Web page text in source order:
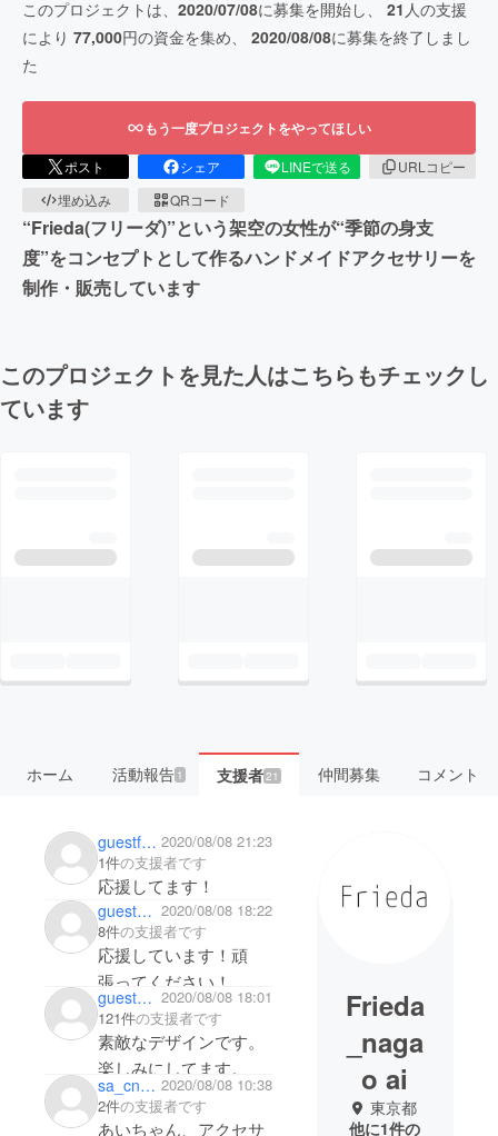
このプロジェクトは、 2020/07/08に募集を開始し、 21 人の支援
により 77,000円の資金を集め、 2020/08/08に募集を終了しまし
た
もう一度プロジェクトをやってほしい
ポスト シェア LINEで送る
URLコピー
埋め込み
QRコード
“Frieda(フリーダ)”という架空の女性が“季節の身支
度”をコンセプトとして作るハンドメイドアクセサリーを
制作・販売しています
このプロジェクトを見た人はこちらもチェックし
ています
ホーム 活動報告1 支援者 21 仲間募集 コメント
guestf0008b8faad4 2020/08/08 21:23
1件の支援者です
応援してます！
guestbc5f1be562 2020/08/08 18:22
8件の支援者です
応援しています！頑
張ってください！
guest522d92167c44 2020/08/08 18:01
121件の支援者です
素敵なデザインです。
楽しみにしてます。
sa_cnmf029 2020/08/08 10:38
2件の支援者です
あいちゃん、アクセサ
Frieda
_naga
o ai
東京都
他に1件の